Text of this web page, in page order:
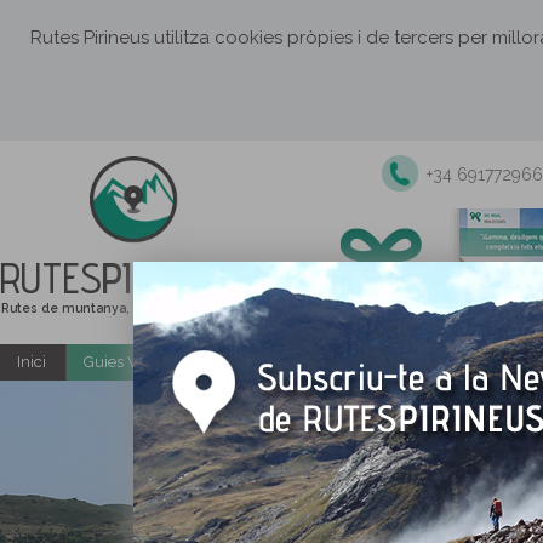
Rutes Pirineus utilitza cookies pròpies i de tercers per
RUTESPIRINEUS
Rutes de muntanya, senderisme i excursions
+34 691772966
Inici Guies Web i PDF gratuïtes Excursions i activitats